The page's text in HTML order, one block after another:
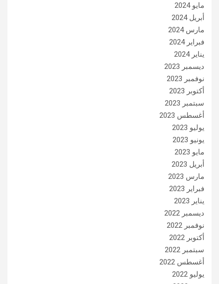
مايو 2024
أبريل 2024
مارس 2024
فبراير 2024
يناير 2024
ديسمبر 2023
نوفمبر 2023
أكتوبر 2023
سبتمبر 2023
أغسطس 2023
يوليو 2023
يونيو 2023
مايو 2023
أبريل 2023
مارس 2023
فبراير 2023
يناير 2023
ديسمبر 2022
نوفمبر 2022
أكتوبر 2022
سبتمبر 2022
أغسطس 2022
يوليو 2022